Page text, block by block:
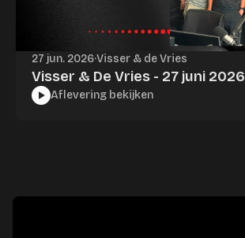
27 jun. 2026·Visser & de Vries
Visser & De Vries - 27 juni 2026
Aflevering bekijken